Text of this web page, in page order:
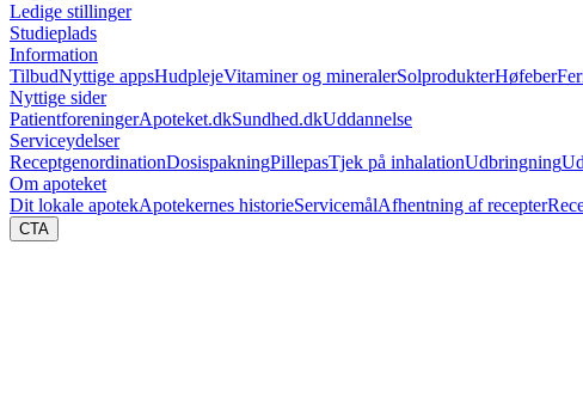
Ledige stillinger
Studieplads
Information
TilbudNyttige appsHudplejeVitaminer og mineralerSolprodukterHøfeber
Nyttige sider
PatientforeningerApoteket.dkSundhed.dkUddannelse
Serviceydelser
ReceptgenordinationDosispakningPillepasTjek på inhalationUdbringning
Om apoteket
Dit lokale apotekApotekernes historieServicemålAfhentning af recepter
CTA